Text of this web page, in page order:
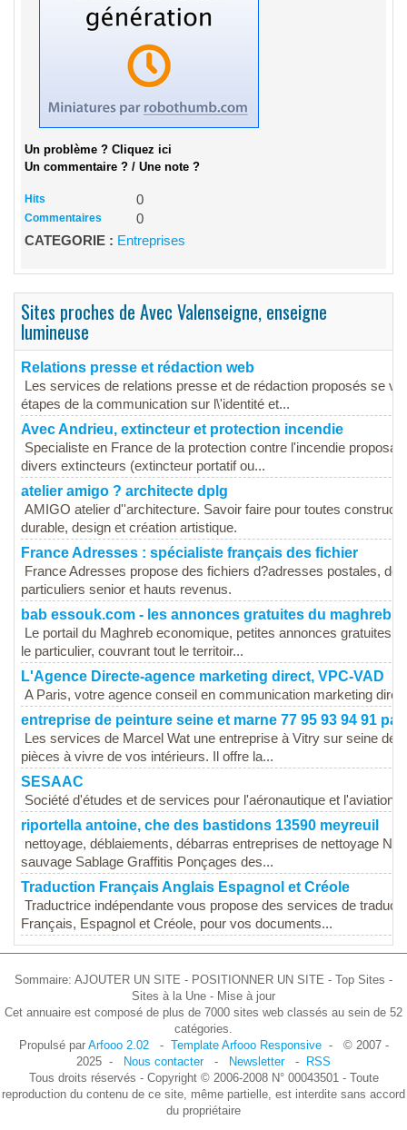
Un problème ? Cliquez ici
Un commentaire ? / Une note ?
Hits 0
Commentaires
0
CATEGORIE : Entreprises
Sites proches de Avec Valenseigne, enseigne
lumineuse
Relations presse et rédaction web
Les services de relations presse et de rédaction proposés se
étapes de la communication sur l\'identité et...
Avec Andrieu, extincteur et protection incendie
Specialiste en France de la protection contre l'incendie
divers extincteurs (extincteur portatif ou...
atelier amigo ? architecte dplg
AMIGO atelier d''architecture. Savoir faire pour toutes
durable, design et création artistique.
France Adresses : spécialiste français des fichier
France Adresses propose des fichiers d?adresses postales,
particuliers senior et hauts revenus.
bab essouk.com - les annonces gratuites du maghreb.
Le portail du Maghreb economique, petites annonces gratuites
le particulier, couvrant tout le territoir...
L'Agence Directe-agence marketing direct, VPC-VAD
A Paris, votre agence conseil en communication marketing
entreprise de peinture seine et marne 77 95 93 94 91
Les services de Marcel Wat une entreprise à Vitry sur seine de
pièces à vivre de vos intérieurs. Il offre la...
SESAAC
Société d'études et de services pour l'aéronautique et l'aviation
riportella antoine, che des bastidons 13590 meyreuil
nettoyage, déblaiements, débarras entreprises de nettoyage
sauvage Sablage Graffitis Ponçages des...
Traduction Français Anglais Espagnol et Créole
Traductrice indépendante vous propose des services de
Français, Espagnol et Créole, pour vos documents...
Sommaire: AJOUTER UN SITE - POSITIONNER UN SITE - Top Sites -
Sites à la Une - Mise à jour
Cet annuaire est composé de plus de 7000 sites web classés au sein de 52
catégories.
Propulsé par Arfooo 2.02- Template Arfooo Responsive- © 2007 -
2025 -
Nous contacter- Newsletter-
RSS
Tous droits réservés - Copyright © 2006-2008 N° 00043501 - Toute
reproduction du contenu de ce site, même partielle, est interdite sans accord
du propriétaire